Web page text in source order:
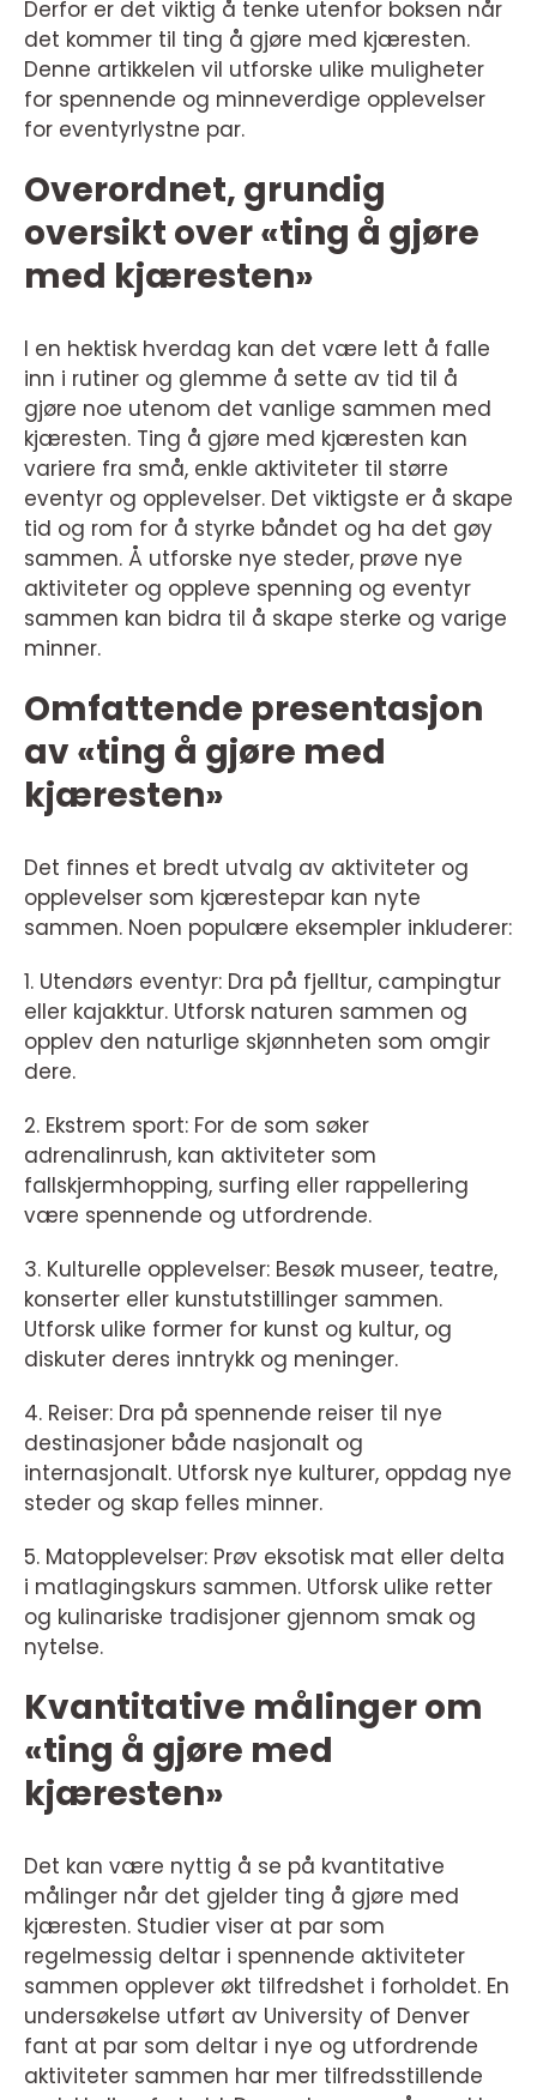
Derfor er det viktig å tenke utenfor boksen når
det kommer til ting å gjøre med kjæresten.
Denne artikkelen vil utforske ulike muligheter
for spennende og minneverdige opplevelser
for eventyrlystne par.
Overordnet, grundig
oversikt over «ting å gjøre
med kjæresten»
I en hektisk hverdag kan det være lett å falle
inn i rutiner og glemme å sette av tid til å
gjøre noe utenom det vanlige sammen med
kjæresten. Ting å gjøre med kjæresten kan
variere fra små, enkle aktiviteter til større
eventyr og opplevelser. Det viktigste er å skape
tid og rom for å styrke båndet og ha det gøy
sammen. Å utforske nye steder, prøve nye
aktiviteter og oppleve spenning og eventyr
sammen kan bidra til å skape sterke og varige
minner.
Omfattende presentasjon
av «ting å gjøre med
kjæresten»
Det finnes et bredt utvalg av aktiviteter og
opplevelser som kjærestepar kan nyte
sammen. Noen populære eksempler inkluderer:
1. Utendørs eventyr: Dra på fjelltur, campingtur
eller kajakktur. Utforsk naturen sammen og
opplev den naturlige skjønnheten som omgir
dere.
2. Ekstrem sport: For de som søker
adrenalinrush, kan aktiviteter som
fallskjermhopping, surfing eller rappellering
være spennende og utfordrende.
3. Kulturelle opplevelser: Besøk museer, teatre,
konserter eller kunstutstillinger sammen.
Utforsk ulike former for kunst og kultur, og
diskuter deres inntrykk og meninger.
4. Reiser: Dra på spennende reiser til nye
destinasjoner både nasjonalt og
internasjonalt. Utforsk nye kulturer, oppdag nye
steder og skap felles minner.
5. Matopplevelser: Prøv eksotisk mat eller delta
i matlagingskurs sammen. Utforsk ulike retter
og kulinariske tradisjoner gjennom smak og
nytelse.
Kvantitative målinger om
«ting å gjøre med
kjæresten»
Det kan være nyttig å se på kvantitative
målinger når det gjelder ting å gjøre med
kjæresten. Studier viser at par som
regelmessig deltar i spennende aktiviteter
sammen opplever økt tilfredshet i forholdet. En
undersøkelse utført av University of Denver
fant at par som deltar i nye og utfordrende
aktiviteter sammen har mer tilfredsstillende